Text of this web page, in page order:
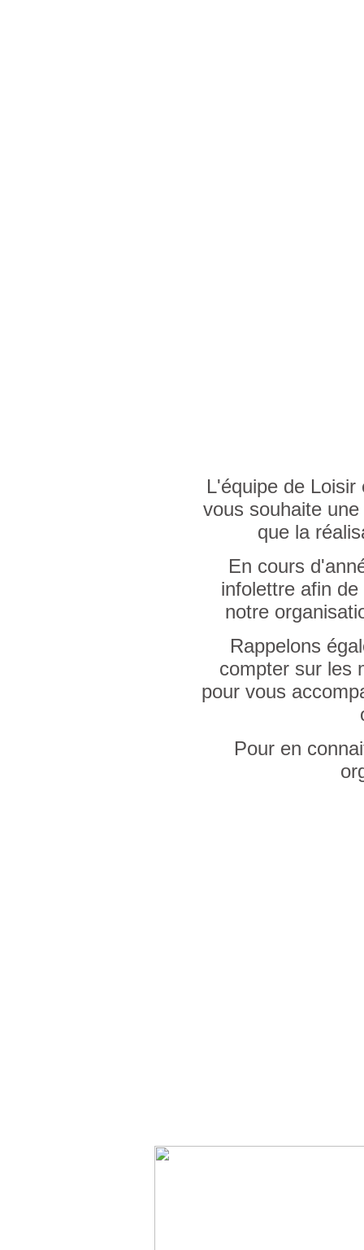
L'équipe de
vous souhaite
que la
En cours
infolettre afin
notre
Rappelons
compter sur les
pour vous
Pour en